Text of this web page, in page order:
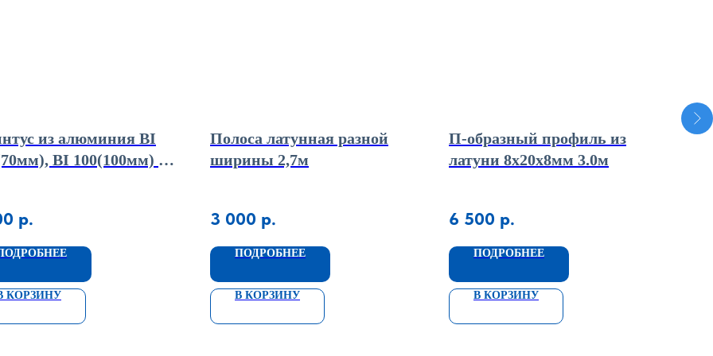
из алюминия BI
BI 100(100мм) с
р.
КОРЗИНУ
Полоса латунная разной
ширины 2,7м
3 000 р.
ПОДРОБНЕЕ
В КОРЗИНУ
П-образный профиль из
латуни 8х20х8мм 3.0м
6 500 р.
ПОДРОБНЕЕ
В КОРЗИНУ